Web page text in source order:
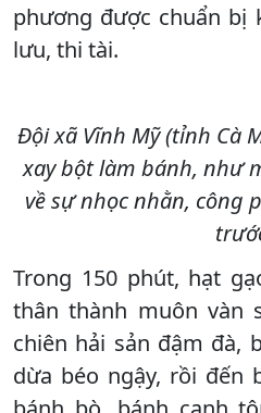
phương được chuẩn bị
lưu, thi tài.
Đội xã Vĩnh Mỹ (tỉnh Cà
xay bột làm bánh, như
về sự nhọc nhằn, công
Trong 150 phút, hạt
thân thành muôn vàn
chiên hải sản đậm đà,
dừa béo ngậy, rồi đến